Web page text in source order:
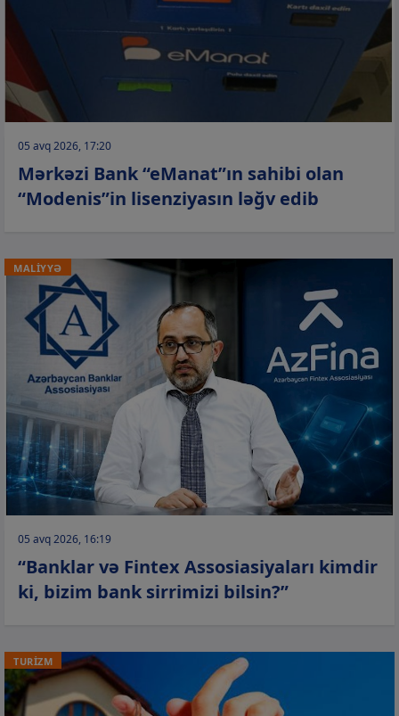
05 avq 2026, 17:20
Mərkəzi Bank “eManat”ın sahibi olan
“Modenis”in lisenziyasın ləğv edib
MALİYYƏ
05 avq 2026, 16:19
“Banklar və Fintex Assosiasiyaları kimdir
ki, bizim bank sirrimizi bilsin?”
TURİZM